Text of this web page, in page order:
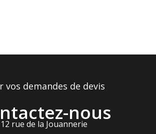
vos demandes de devis
nous
12 rue de la Jouannerie